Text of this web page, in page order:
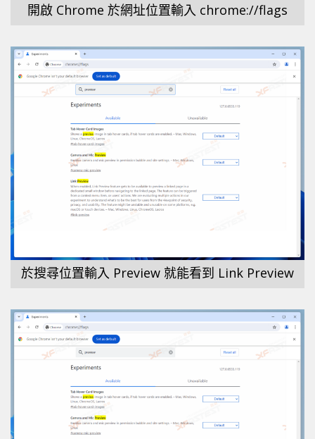
開啟 Chrome 於網址位置輸入 chrome://flags
於搜尋位置輸入 Preview 就能看到 Link Preview